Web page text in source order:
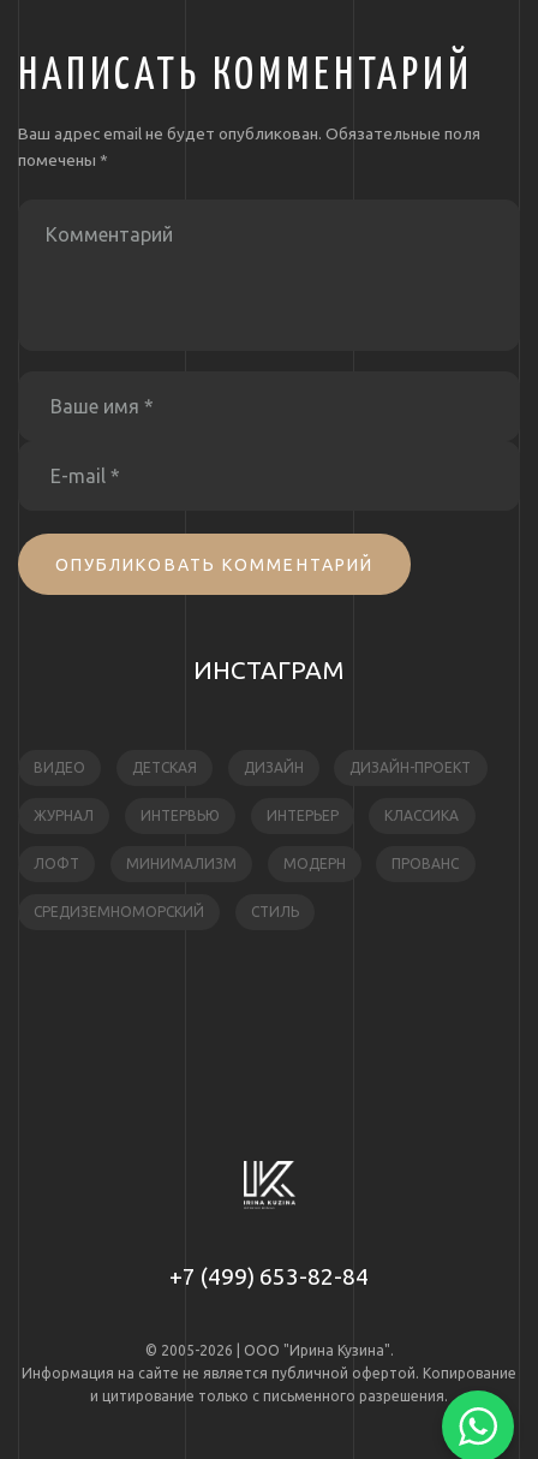
НАПИСАТЬ КОММЕНТАРИЙ
Ваш адрес email не будет опубликован. Обязательные поля
помечены *
ОПУБЛИКОВАТЬ КОММЕНТАРИЙ
ИНСТАГРАМ
ВИДЕО ДЕТСКАЯ ДИЗАЙН ДИЗАЙН-ПРОЕКТ
ЖУРНАЛ ИНТЕРВЬЮ ИНТЕРЬЕР КЛАССИКА
ЛОФТ МИНИМАЛИЗМ МОДЕРН ПРОВАНС
СРЕДИЗЕМНОМОРСКИЙ СТИЛЬ
+7 (499) 653-82-84
© 2005-2026 | ООО "Ирина Кузина".
Информация на сайте не является публичной офертой. Копирование
и цитирование только с письменного разрешения.